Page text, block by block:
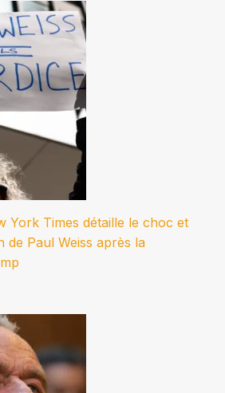
York Times détaille le choc et
de Paul Weiss après la